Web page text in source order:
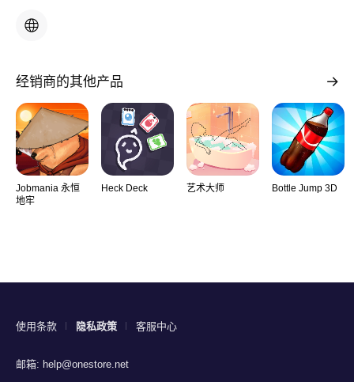
经销商的其他产品
Jobmania 永恒
地牢
Heck Deck 艺术大师 Bottle Jump 3D
使用条款 隐私政策 客服中心
邮箱: help@onestore.net